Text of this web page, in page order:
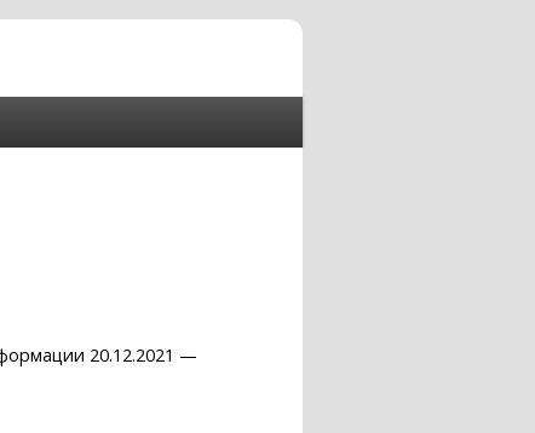
20.12.2021 —